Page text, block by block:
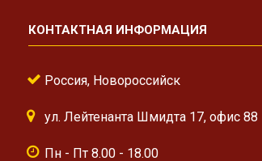
КОНТАКТНАЯ ИНФОРМАЦИЯ
Россия, Новороссийск
ул. Лейтенанта Шмидта 17, офис 88
Пн - Пт 8.00 - 18.00